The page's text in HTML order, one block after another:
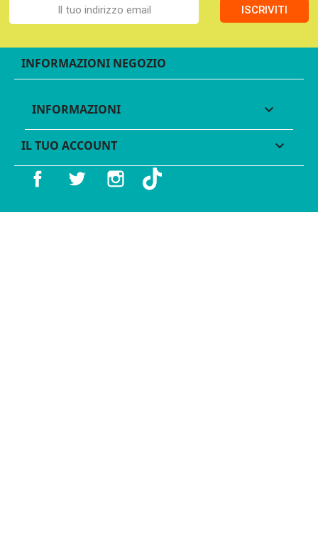
ISCRIVITI
INFORMAZIONI NEGOZIO
INFORMAZIONI 
IL TUO ACCOUNT 
Facebook Twitter Instagram